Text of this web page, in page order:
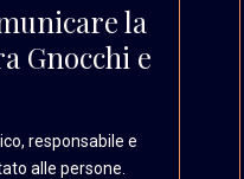
la
Gnocchi e
responsabile e
alle persone.